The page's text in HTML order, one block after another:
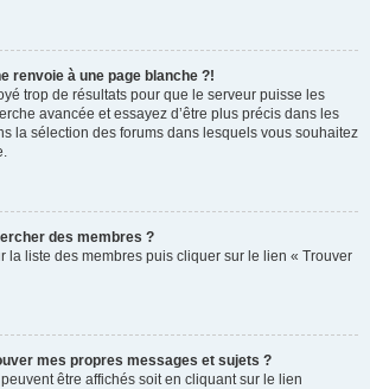
renvoie à une page blanche ?!
trop de résultats pour que le serveur puisse les
avancée et essayez d’être plus précis dans les
la sélection des forums dans lesquels vous souhaitez
des membres ?
la liste des membres puis cliquer sur le lien « Trouver
mes propres messages et sujets ?
être affichés soit en cliquant sur le lien